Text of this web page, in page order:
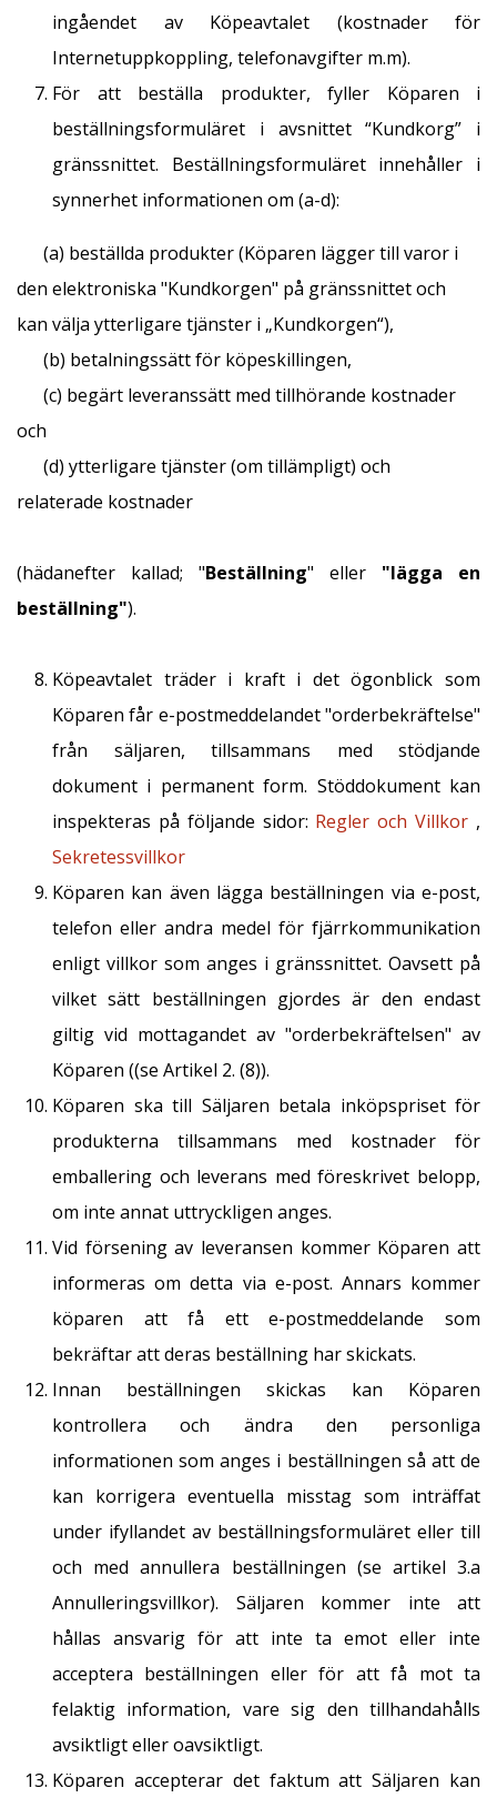
ingåendet av Köpeavtalet (kostnader för
Internetuppkoppling, telefonavgifter m.m).
För att beställa produkter, fyller Köparen i
beställningsformuläret i avsnittet “Kundkorg” i
gränssnittet. Beställningsformuläret innehåller i
synnerhet informationen om (a-d):
(a) beställda produkter (Köparen lägger till varor i
den elektroniska "Kundkorgen" på gränssnittet och
kan välja ytterligare tjänster i „Kundkorgen“),
(b) betalningssätt för köpeskillingen,
(c) begärt leveranssätt med tillhörande kostnader
och
(d) ytterligare tjänster (om tillämpligt) och
relaterade kostnader
(hädanefter kallad; "Beställning" eller "lägga en
beställning").
Köpeavtalet träder i kraft i det ögonblick som
Köparen får e-postmeddelandet "orderbekräftelse"
från säljaren, tillsammans med stödjande
dokument i permanent form. Stöddokument kan
inspekteras på följande sidor: Regler och Villkor ,
Sekretessvillkor
Köparen kan även lägga beställningen via e-post,
telefon eller andra medel för fjärrkommunikation
enligt villkor som anges i gränssnittet. Oavsett på
vilket sätt beställningen gjordes är den endast
giltig vid mottagandet av "orderbekräftelsen" av
Köparen ((se Artikel 2. (8)).
Köparen ska till Säljaren betala inköpspriset för
produkterna tillsammans med kostnader för
emballering och leverans med föreskrivet belopp,
om inte annat uttryckligen anges.
Vid försening av leveransen kommer Köparen att
informeras om detta via e-post. Annars kommer
köparen att få ett e-postmeddelande som
bekräftar att deras beställning har skickats.
Innan beställningen skickas kan Köparen
kontrollera och ändra den personliga
informationen som anges i beställningen så att de
kan korrigera eventuella misstag som inträffat
under ifyllandet av beställningsformuläret eller till
och med annullera beställningen (se artikel 3.a
Annulleringsvillkor). Säljaren kommer inte att
hållas ansvarig för att inte ta emot eller inte
acceptera beställningen eller för att få mot ta
felaktig information, vare sig den tillhandahålls
avsiktligt eller oavsiktligt.
Köparen accepterar det faktum att Säljaren kan